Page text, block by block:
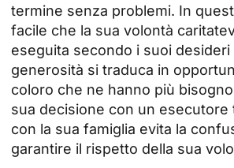
termine senza problemi. In
facile che la sua volontà
eseguita secondo i suoi desideri
generosità si traduca in
coloro che ne hanno più
sua decisione con un esecutore
con la sua famiglia evita la
garantire il rispetto della sua